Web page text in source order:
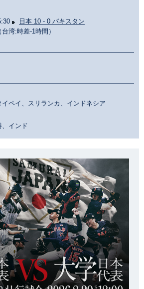
日本 10 - 0 パキスタン
湾:時差-1時間）
ペイ、スリランカ、インドネシア
インド